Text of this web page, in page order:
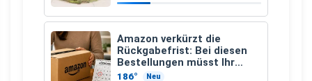
Amazon verkürzt die
Rückgabefrist: Bei diesen
Bestellungen müsst Ihr
schneller handeln
186° Neu